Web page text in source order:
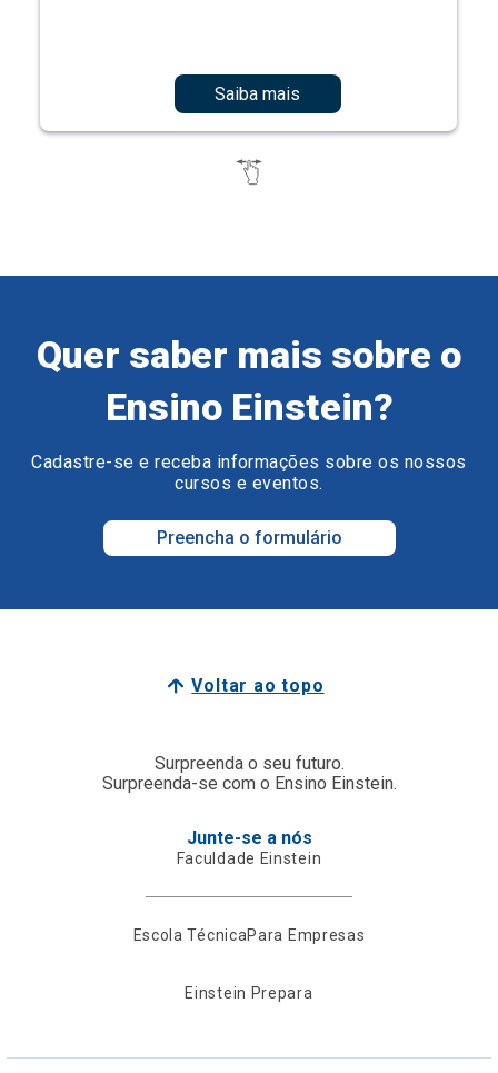
Saiba mais
Quer saber mais sobre o
Ensino Einstein?
Cadastre-se e receba informações sobre os nossos
cursos e eventos.
Preencha o formulário
Voltar ao topo
Surpreenda o seu futuro.
Surpreenda-se com o Ensino Einstein.
Junte-se a nós
Faculdade Einstein
Escola TécnicaPara Empresas
Einstein Prepara